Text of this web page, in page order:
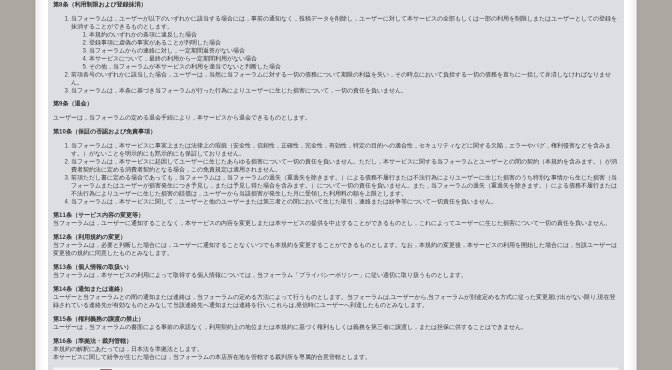
第8条（利用制限および登録抹消）
当フォーラムは，ユーザーが以下のいずれかに該当する場合には，事前の通知なく，投稿データを削除し，ユーザーに対して本サービスの全部もしくは一部の利用を制限しまたはユーザーとしての登録を
抹消することができるものとします。
本規約のいずれかの条項に違反した場合
登録事項に虚偽の事実があることが判明した場合
当フォーラムからの連絡に対し，一定期間返答がない場合
本サービスについて，最終の利用から一定期間利用がない場合
その他，当フォーラムが本サービスの利用を適当でないと判断した場合
前項各号のいずれかに該当した場合，ユーザーは，当然に当フォーラムに対する一切の債務について期限の利益を失い，その時点において負担する一切の債務を直ちに一括して弁済しなければなりませ
ん。
当フォーラムは，本条に基づき当フォーラムが行った行為によりユーザーに生じた損害について，一切の責任を負いません。
第9条（退会）
ユーザーは，当フォーラムの定める退会手続により，本サービスから退会できるものとします。
第10条（保証の否認および免責事項）
当フォーラムは，本サービスに事実上または法律上の瑕疵（安全性，信頼性，正確性，完全性，有効性，特定の目的への適合性，セキュリティなどに関する欠陥，エラーやバグ，権利侵害などを含みま
す。）がないことを明示的にも黙示的にも保証しておりません。
当フォーラムは，本サービスに起因してユーザーに生じたあらゆる損害について一切の責任を負いません。ただし，本サービスに関する当フォーラムとユーザーとの間の契約（本規約を含みます。）が消
費者契約法に定める消費者契約となる場合，この免責規定は適用されません。
前項ただし書に定める場合であっても，当フォーラムは，当フォーラムの過失（重過失を除きます。）による債務不履行または不法行為によりユーザーに生じた損害のうち特別な事情から生じた損害（当
フォーラムまたはユーザーが損害発生につき予見し，または予見し得た場合を含みます。）について一切の責任を負いません。また，当フォーラムの過失（重過失を除きます。）による債務不履行または
不法行為によりユーザーに生じた損害の賠償は，ユーザーから当該損害が発生した月に受領した利用料の額を上限とします。
当フォーラムは，本サービスに関して，ユーザーと他のユーザーまたは第三者との間において生じた取引，連絡または紛争等について一切責任を負いません。
第11条（サービス内容の変更等）
当フォーラムは，ユーザーに通知することなく，本サービスの内容を変更しまたは本サービスの提供を中止することができるものとし，これによってユーザーに生じた損害について一切の責任を負いません。
第12条（利用規約の変更）
当フォーラムは，必要と判断した場合には，ユーザーに通知することなくいつでも本規約を変更することができるものとします。なお，本規約の変更後，本サービスの利用を開始した場合には，当該ユーザーは
変更後の規約に同意したものとみなします。
第13条（個人情報の取扱い）
当フォーラムは，本サービスの利用によって取得する個人情報については，当フォーラム「プライバシーポリシー」に従い適切に取り扱うものとします。
第14条（通知または連絡）
ユーザーと当フォーラムとの間の通知または連絡は，当フォーラムの定める方法によって行うものとします。当フォーラムは,ユーザーから,当フォーラムが別途定める方式に従った変更届け出がない限り,現在登
録されている連絡先が有効なものとみなして当該連絡先へ通知または連絡を行い,これらは,発信時にユーザーへ到達したものとみなします。
第15条（権利義務の譲渡の禁止）
ユーザーは，当フォーラムの書面による事前の承諾なく，利用契約上の地位または本規約に基づく権利もしくは義務を第三者に譲渡し，または担保に供することはできません。
第16条（準拠法・裁判管轄）
本規約の解釈にあたっては，日本法を準拠法とします。
本サービスに関して紛争が生じた場合には，当フォーラムの本店所在地を管轄する裁判所を専属的合意管轄とします。